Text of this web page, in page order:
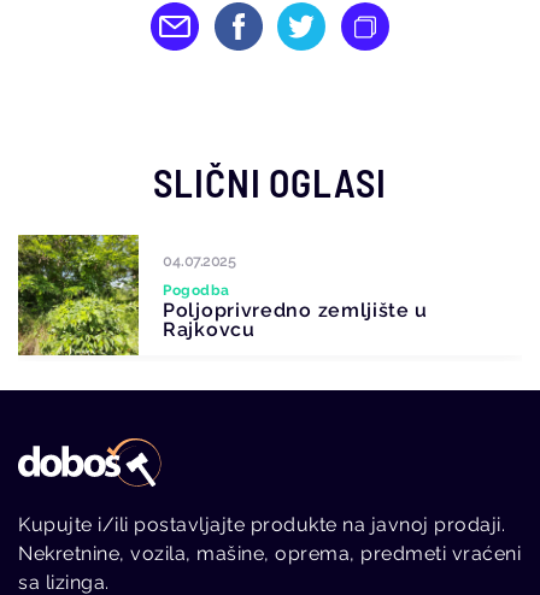
SLIČNI OGLASI
04.07.2025
Pogodba
Poljoprivredno zemljište u
Rajkovcu
Kupujte i/ili postavljajte produkte na javnoj prodaji.
Nekretnine, vozila, mašine, oprema, predmeti vraćeni
sa lizinga.